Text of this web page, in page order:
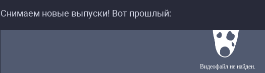
Снимаем новые выпуски! Вот прошлый: